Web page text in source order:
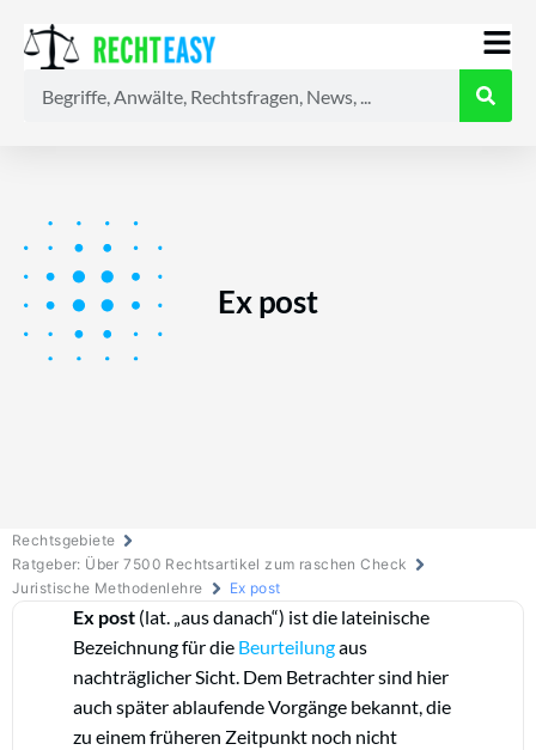
Ex post
Rechtsgebiete
Ratgeber: Über 7500 Rechtsartikel zum raschen Check
Juristische Methodenlehre
Ex post
Ex post (lat. „aus danach“) ist die lateinische
Bezeichnung für die Beurteilungaus
nachträglicher Sicht. Dem Betrachter sind hier
auch später ablaufende Vorgänge bekannt, die
zu einem früheren Zeitpunkt noch nicht